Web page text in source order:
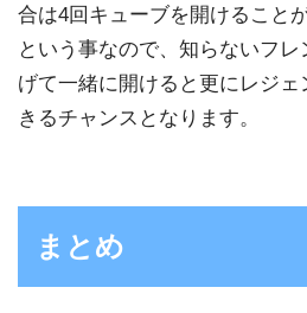
合は4回キューブを開けること
という事なので、知らないフ
げて一緒に開けると更にレジ
きるチャンスとなります。
まとめ